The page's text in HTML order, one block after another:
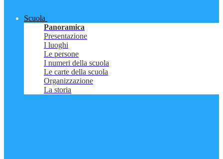
Scuola
Panoramica
Presentazione
I luoghi
Le persone
I numeri della scuola
Le carte della scuola
Organizzazione
La storia